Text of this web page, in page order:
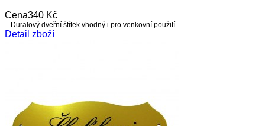
Cena340 Kč
Duralový dveřní štítek vhodný i pro venkovní použití.
Detail zboží